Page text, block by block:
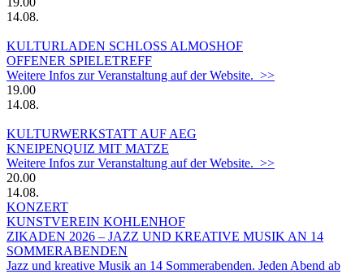
14.08.
KULTURLADEN SCHLOSS ALMOSHOF
OFFENER SPIELETREFF
Weitere Infos zur Veranstaltung auf der Website. >>
19.00
14.08.
KULTURWERKSTATT AUF AEG
KNEIPENQUIZ MIT MATZE
Weitere Infos zur Veranstaltung auf der Website. >>
20.00
14.08.
KONZERT
KUNSTVEREIN KOHLENHOF
ZIKADEN 2026 – JAZZ UND KREATIVE MUSIK AN 14
SOMMERABENDEN
Jazz und kreative Musik an 14 Sommerabenden. Jeden Abend ab